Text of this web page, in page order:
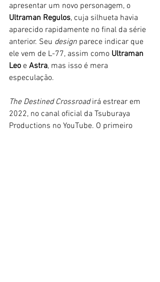
apresentar um novo personagem, o
Ultraman Regulos, cuja silhueta havia
aparecido rapidamente no final da série
anterior. Seu design parece indicar que
ele vem de L-77, assim como Ultraman
Leo e Astra, mas isso é mera
especulação.
The Destined Crossroad irá estrear em
2022, no canal oficial da Tsuburaya
Productions no YouTube. O primeiro